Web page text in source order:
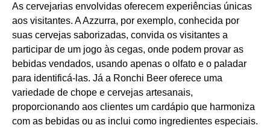
As cervejarias envolvidas oferecem experiências únicas
aos visitantes. A Azzurra, por exemplo, conhecida por
suas cervejas saborizadas, convida os visitantes a
participar de um jogo às cegas, onde podem provar as
bebidas vendados, usando apenas o olfato e o paladar
para identificá-las. Já a Ronchi Beer oferece uma
variedade de chope e cervejas artesanais,
proporcionando aos clientes um cardápio que harmoniza
com as bebidas ou as inclui como ingredientes especiais.